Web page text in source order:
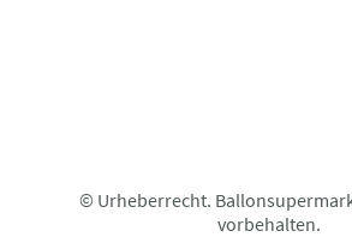
© Urheberrecht.
vorbehalten.